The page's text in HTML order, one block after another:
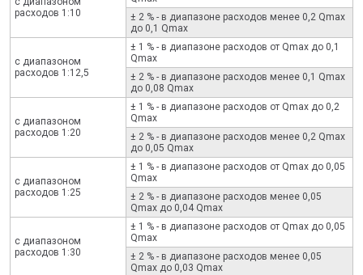
расходов 1:10
± 2 % - в диапазоне раcходов менее 0,2 Qmax
до 0,1 Qmax
с диапазоном
расходов 1:12,5
± 1 % - в диапазоне раcходов от Qmax до 0,1
Qmax
± 2 % - в диапазоне раcходов менее 0,1 Qmax
до 0,08 Qmax
с диапазоном
расходов 1:20
± 1 % - в диапазоне раcходов от Qmax до 0,2
Qmax
± 2 % - в диапазоне раcходов менее 0,2 Qmax
до 0,05 Qmax
с диапазоном
расходов 1:25
± 1 % - в диапазоне раcходов от Qmax до 0,05
Qmax
± 2 % - в диапазоне раcходов менее 0,05
Qmax до 0,04 Qmax
с диапазоном
расходов 1:30
± 1 % - в диапазоне раcходов от Qmax до 0,05
Qmax
± 2 % - в диапазоне раcходов менее 0,05
Qmax до 0,03 Qmax